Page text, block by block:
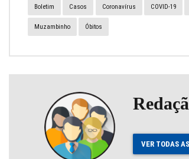
Boletim Casos Coronavírus COVID-19
Muzambinho Óbitos
VER TODAS